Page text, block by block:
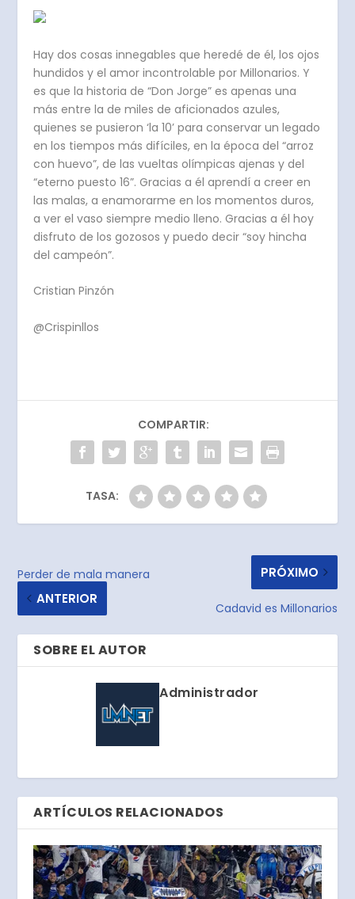
Hay dos cosas innegables que heredé de él, los ojos
hundidos y el amor incontrolable por Millonarios. Y
es que la historia de “Don Jorge” es apenas una
más entre la de miles de aficionados azules,
quienes se pusieron ‘la 10’ para conservar un legado
en los tiempos más difíciles, en la época del “arroz
con huevo”, de las vueltas olímpicas ajenas y del
“eterno puesto 16”. Gracias a él aprendí a creer en
las malas, a enamorarme en los momentos duros,
a ver el vaso siempre medio lleno. Gracias a él hoy
disfruto de los gozosos y puedo decir “soy hincha
del campeón”.
Cristian Pinzón
@Crispinllos
COMPARTIR:
TASA:
Perder de mala manera
ANTERIOR
PRÓXIMO
Cadavid es Millonarios
SOBRE EL AUTOR
Administrador
ARTÍCULOS RELACIONADOS